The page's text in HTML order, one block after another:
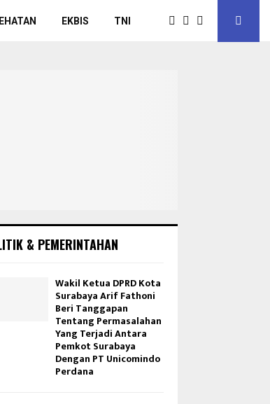
EKBIS TNI
& PEMERINTAHAN
Wakil Ketua DPRD Kota
Surabaya Arif Fathoni
Beri Tanggapan
Tentang Permasalahan
Yang Terjadi Antara
Pemkot Surabaya
Dengan PT Unicomindo
Perdana